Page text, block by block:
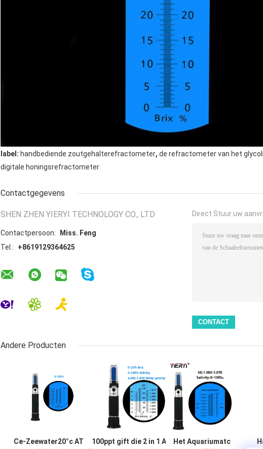
label: handbediende zoutgehalterefractometer, de refractometer van het
digitale honingsrefractometer
Contactgegevens
SHEN ZHEN YIERYI TECHNOLOGY CO., LTD
Contactpersoon:
Miss. Feng
Tel.:
+8619129364625
Direct Stuur uw
Andere Producten
Ce-Zeewater20°c ATC
100ppt gift die 2 in 1 ATCHet Aquariumatc